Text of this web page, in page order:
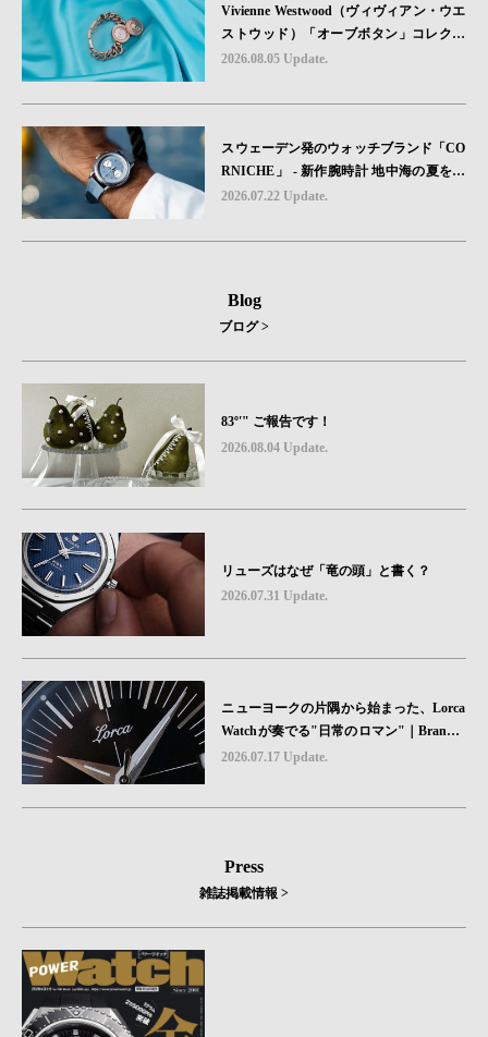
Vivienne Westwood（ヴィヴィアン・ウエ
ストウッド）「オーブボタン」コレクシ
ョンに、⽇本限定カラーのローズゴール
2026.08.05 Update.
スウェーデン発のウォッチブランド「CO
RNICHE」 - 新作腕時計 地中海の夏を映
す、爽やかなブルーダイヤル「Heritage C
2026.07.22 Update.
Blog
ブログ >
83º'" ご報告です！
2026.08.04 Update.
リューズはなぜ「竜の頭」と書く？
2026.07.31 Update.
ニューヨークの片隅から始まった、Lorca
Watchが奏でる"日常のロマン"｜Brand P
icks #08
2026.07.17 Update.
Press
雑誌掲載情報 >